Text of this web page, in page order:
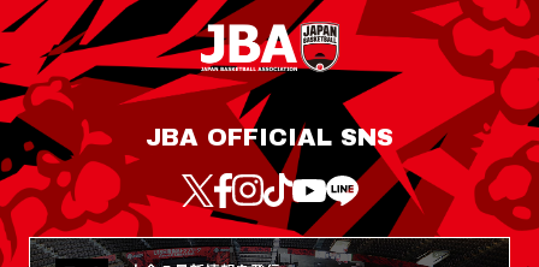
JBA OFFICIAL SNS